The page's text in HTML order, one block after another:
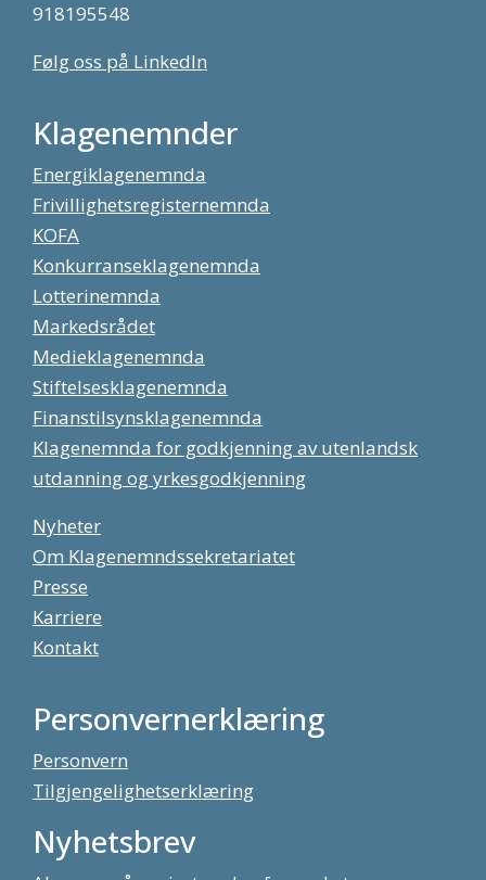
918195548
Følg oss på LinkedIn
Klagenemnder
Energiklagenemnda
Frivillighetsregisternemnda
KOFA
Konkurranseklagenemnda
Lotterinemnda
Markedsrådet
Medieklagenemnda
Stiftelsesklagenemnda
Finanstilsynsklagenemnda
Klagenemnda for godkjenning av utenlandsk
utdanning og yrkesgodkjenning
Nyheter
Om Klagenemndssekretariatet
Presse
Karriere
Kontakt
Personvernerklæring
Personvern
Tilgjengelighetserklæring
Nyhetsbrev